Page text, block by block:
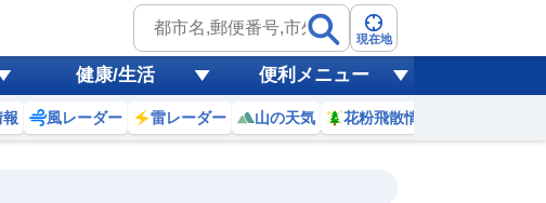
現在地
健康/生活 便利メニュー
風レーダー 雷レーダー 山の天気 花粉飛散情報